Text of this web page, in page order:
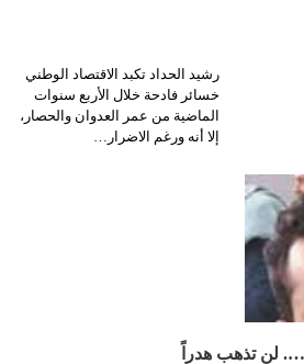
رشيد الحداد تكبد الاقتصاد الوطني
خسائر فادحة خلال الأربع سنوات
الماضية من عمر العدوان والحصار،
إلا أنه ورغم الاضرار…
لن تذهب هدراً